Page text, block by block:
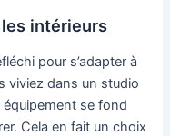
intérieurs
pour s’adapter à
viviez dans un studio
se fond
Cela en fait un choix